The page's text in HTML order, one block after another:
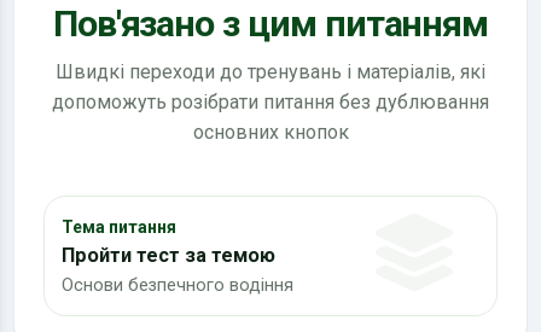
Пов'язано з цим питанням
Швидкі переходи до тренувань і матеріалів, які
допоможуть розібрати питання без дублювання
основних кнопок
Тема питання
Пройти тест за темою
Основи безпечного водіння